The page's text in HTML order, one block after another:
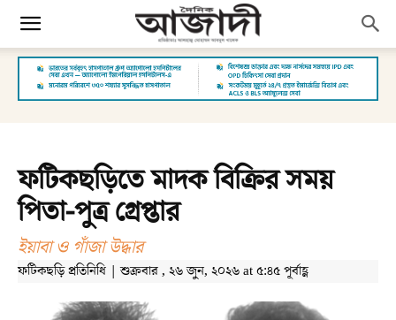
ফটিকছড়িতে মাদক বিক্রির সময়
পিতা-পুত্র গ্রেপ্তার
ইয়াবা ও গাঁজা উদ্ধার
ফটিকছড়ি প্রতিনিধি | শুক্রবার , ২৬ জুন, ২০২৬ at ৫:৪৫ পূর্বাহ্ণ